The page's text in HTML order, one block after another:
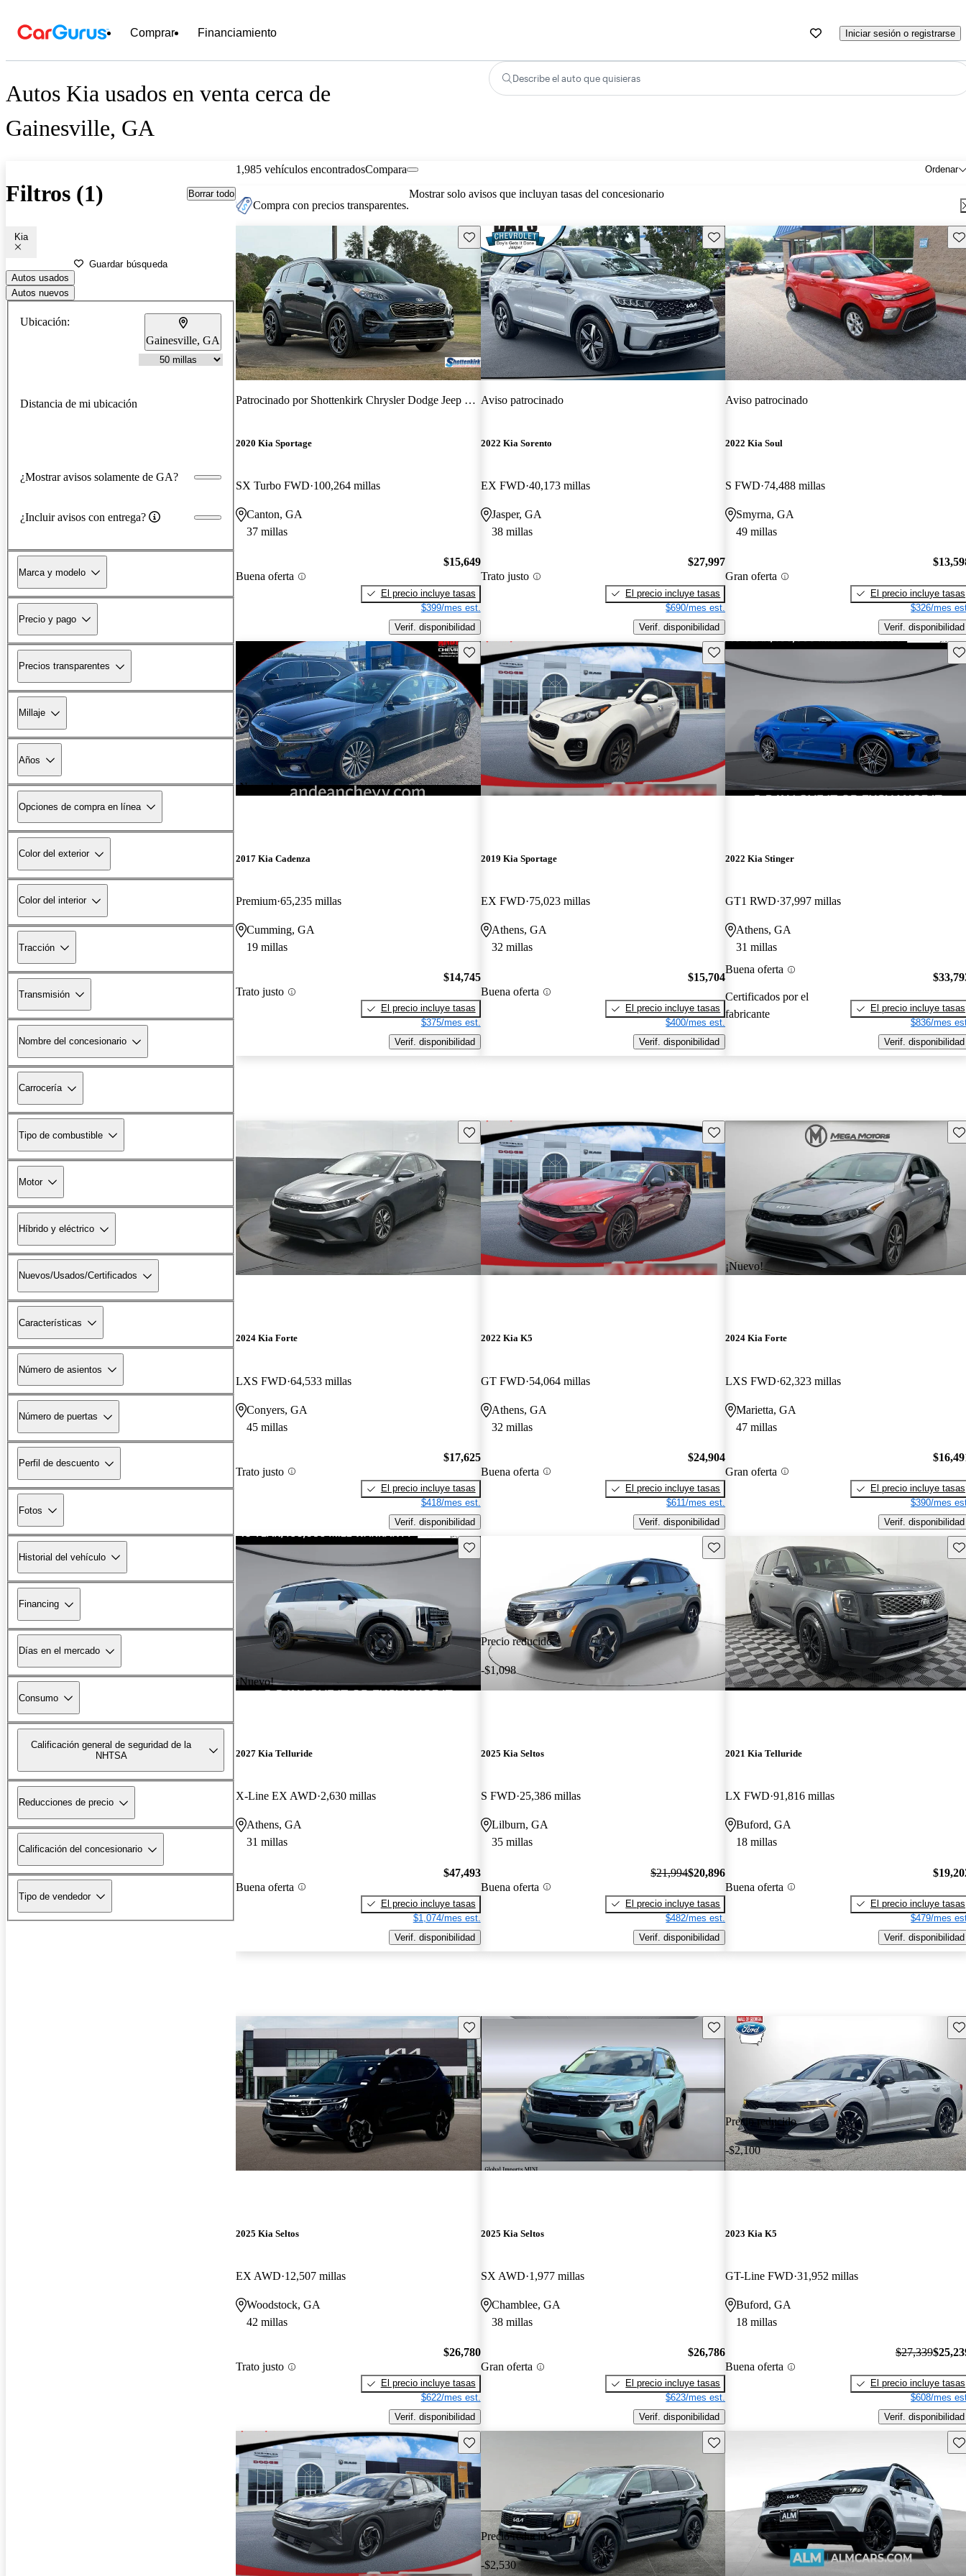
Comprar Financiamiento Iniciar sesión o registrarse
Autos Kia usados en venta cerca de
Gainesville, GA
Describe el auto que quisieras
Filtros (1) Borrar todo
Kia
Guardar búsqueda
Autos usados
Autos nuevos
Ubicación:
Gainesville, GA
Distancia de mi ubicación
¿Mostrar avisos solamente de GA?
¿Incluir avisos con entrega?
Marca y modelo
Precio y pago
Precios transparentes
Millaje
Años
Opciones de compra en línea
Color del exterior
Color del interior
Tracción
Transmisión
Nombre del concesionario
Carrocería
Tipo de combustible
Motor
Híbrido y eléctrico
Nuevos/Usados/Certificados
Características
Número de asientos
Número de puertas
Perfil de descuento
Fotos
Historial del vehículo
Financing
Días en el mercado
Consumo
Calificación general de seguridad de la
NHTSA
Reducciones de precio
Calificación del concesionario
Tipo de vendedor
1,985 vehículos encontrados Ordenar
Compara
Compra con precios transparentes.
Mostrar solo avisos que incluyan tasas del concesionario
Guarda este Aviso
Patrocinado por Shottenkirk Chrysler Dodge Jeep RAM
2020 Kia Sportage
SX Turbo FWD 100,264 millas
Canton, GA
37 millas
Buena oferta
$15,649
El precio incluye tasas
$399/mes est.
Verif. disponibilidad
Guarda este Aviso
Aviso patrocinado
2022 Kia Sorento
EX FWD 40,173 millas
Jasper, GA
38 millas
Trato justo
$27,997
El precio incluye tasas
$690/mes est.
Verif. disponibilidad
Aviso patrocinado
2022 Kia Soul
S FWD 74,488 millas
Smyrna, GA
49 millas
Gran oferta
El precio incluye tasas
$326/mes
Verif. disponibilidad
¡Nuevo!
Guarda este Aviso
2017 Kia Cadenza
Premium 65,235 millas
Cumming, GA
19 millas
Trato justo
$14,745
El precio incluye tasas
$375/mes est.
Verif. disponibilidad
Guarda este Aviso
2019 Kia Sportage
EX FWD 75,023 millas
Athens, GA
32 millas
Buena oferta
$15,704
El precio incluye tasas
$400/mes est.
Verif. disponibilidad
2022 Kia Stinger
GT1 RWD 37,997 millas
Athens, GA
31 millas
Buena oferta
Certificados por el
fabricante
El precio incluye tasas
$836/mes
Verif. disponibilidad
Guarda este Aviso
2024 Kia Forte
LXS FWD 64,533 millas
Conyers, GA
45 millas
Trato justo
$17,625
El precio incluye tasas
$418/mes est.
Verif. disponibilidad
Guarda este Aviso
2022 Kia K5
GT FWD 54,064 millas
Athens, GA
32 millas
Buena oferta
$24,904
El precio incluye tasas
$611/mes est.
Verif. disponibilidad
¡Nuevo!
2024 Kia Forte
LXS FWD 62,323 millas
Marietta, GA
47 millas
Gran oferta
El precio incluye tasas
$390/mes
Verif. disponibilidad
¡Nuevo!
Guarda este Aviso
2027 Kia Telluride
X-Line EX AWD 2,630 millas
Athens, GA
31 millas
Buena oferta
$47,493
El precio incluye tasas
$1,074/mes est.
Verif. disponibilidad
Precio reducido
-$1,098
Guarda este Aviso
2025 Kia Seltos
S FWD 25,386 millas
Lilburn, GA
35 millas
Buena oferta
$21,994$20,896
El precio incluye tasas
$482/mes est.
Verif. disponibilidad
2021 Kia Telluride
LX FWD 91,816 millas
Buford, GA
18 millas
Buena oferta
El precio incluye tasas
$479/mes
Verif. disponibilidad
Guarda este Aviso
2025 Kia Seltos
EX AWD 12,507 millas
Woodstock, GA
42 millas
Trato justo
$26,780
El precio incluye tasas
$622/mes est.
Verif. disponibilidad
Guarda este Aviso
2025 Kia Seltos
SX AWD 1,977 millas
Chamblee, GA
38 millas
Gran oferta
$26,786
El precio incluye tasas
$623/mes est.
Verif. disponibilidad
Precio reducido
-$2,100
2023 Kia K5
GT-Line FWD 31,952 millas
Buford, GA
18 millas
Buena oferta
$27,339
El precio incluye tasas
$608/mes
Verif. disponibilidad
Guarda este Aviso
Precio reducido
-$2,530
Guarda este Aviso